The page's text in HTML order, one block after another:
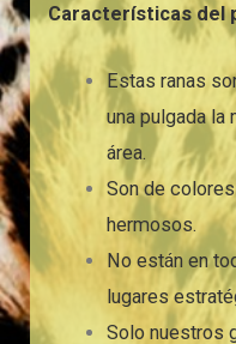
Características del
Estas ranas
una pulgada la
área.
Son de
hermosos.
No están en
lugares
Solo nuestros